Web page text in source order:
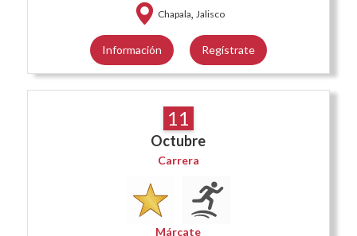
Chapala, Jalisco
Información Regístrate
11
Octubre
Carrera
Márcate